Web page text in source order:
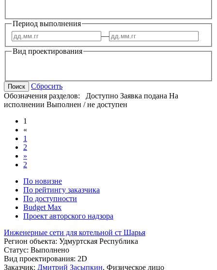
—
Период выполнения
Вид проектирования
Поиск
Сбросить
Обозначения разделов: Доступно Заявка подана На
исполнении Выполнен / не доступен
1
«
1
2
»
2
По новизне
По рейтингу заказчика
По доступности
Budget Max
Проект авторского надзора
Инженерные сети для котельной ст Шарья
Регион объекта: Удмуртская Республика
Статус: Выполнено
Вид проектирования: 2D
Заказчик: Дмитрий Засыпкин, Физическое лицо